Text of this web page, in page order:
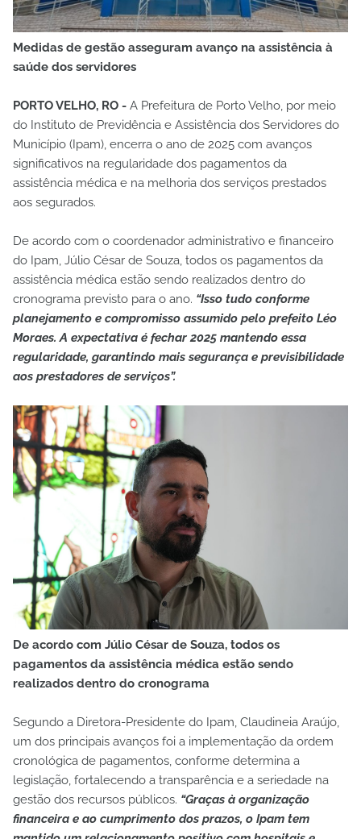
Medidas de gestão asseguram avanço na assistência à
saúde dos servidores
PORTO VELHO, RO - A Prefeitura de Porto Velho, por meio
do Instituto de Previdência e Assistência dos Servidores do
Município (Ipam), encerra o ano de 2025 com avanços
significativos na regularidade dos pagamentos da
assistência médica e na melhoria dos serviços prestados
aos segurados.
De acordo com o coordenador administrativo e financeiro
do Ipam, Júlio César de Souza, todos os pagamentos da
assistência médica estão sendo realizados dentro do
cronograma previsto para o ano. “Isso tudo conforme
planejamento e compromisso assumido pelo prefeito Léo
Moraes. A expectativa é fechar 2025 mantendo essa
regularidade, garantindo mais segurança e previsibilidade
aos prestadores de serviços”.
De acordo com Júlio César de Souza, todos os
pagamentos da assistência médica estão sendo
realizados dentro do cronograma
Segundo a Diretora-Presidente do Ipam, Claudineia Araújo,
um dos principais avanços foi a implementação da ordem
cronológica de pagamentos, conforme determina a
legislação, fortalecendo a transparência e a seriedade na
gestão dos recursos públicos. “Graças à organização
financeira e ao cumprimento dos prazos, o Ipam tem